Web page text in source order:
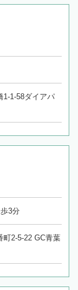
1-1-58ダイアパ
3分
町2-5-22 GC青葉